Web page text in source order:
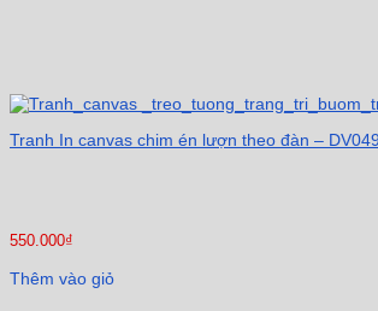
Tranh In canvas chim én lượn theo đàn –
550.000₫
Thêm vào giỏ